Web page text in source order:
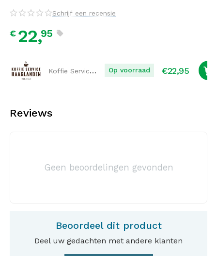
Schrijf een recensie
€ 22,95
Koffie Service Haaglanden Op voorraad €22,95
Reviews
Geen beoordelingen gevonden
Beoordeel dit product
Deel uw gedachten met andere klanten